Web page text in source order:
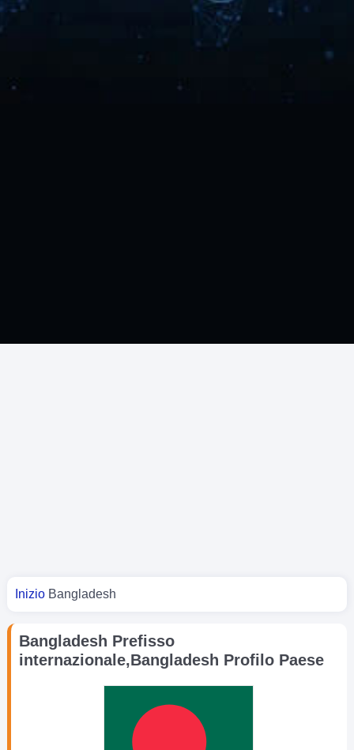
Tu sei qui
Inizio Bangladesh
Bangladesh Prefisso
internazionale,Bangladesh Profilo Paese